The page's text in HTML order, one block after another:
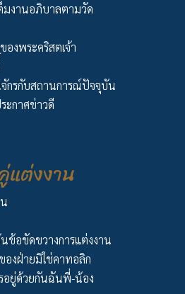
มงานอภิบาลตามวัด
งพระคริสตเจ้า
กรกับสถานการณ์ปัจจุบัน
ะกาศข่าวดี
แต่งงาน
ข้อขัดขวางการแต่งงาน
งฝ่ายมิใช่คาทอลิก
อยู่ด้วยกันฉันพี่-น้อง